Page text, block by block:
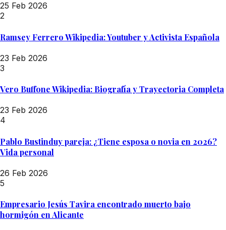
25 Feb 2026
2
Ramsey Ferrero Wikipedia: Youtuber y Activista Española
23 Feb 2026
3
Vero Buffone Wikipedia: Biografía y Trayectoria Completa
23 Feb 2026
4
Pablo Bustinduy pareja: ¿Tiene esposa o novia en 2026?
Vida personal
26 Feb 2026
5
Empresario Jesús Tavira encontrado muerto bajo
hormigón en Alicante